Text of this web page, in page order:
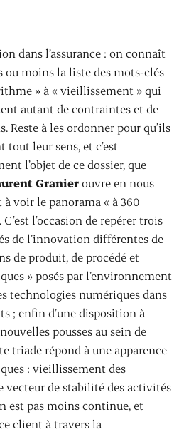
dans l’assurance : on connaît
ou moins la liste des mots-clés
» à « vieillissement » qui
autant de contraintes et de
Reste à les ordonner pour qu’ils
tout leur sens, et c’est
l’objet de ce dossier, que
Granierouvre en nous
voir le panorama « à 360
C’est l’occasion de repérer trois
de l’innovation différentes de
de produit, de procédé et
» posés par l’environnement
technologies numériques dans
; enfin d’une disposition à
pousses au sein de
triade répond à une apparence
: vieillissement des
vecteur de stabilité des activités
est pas moins continue, et
client à travers la